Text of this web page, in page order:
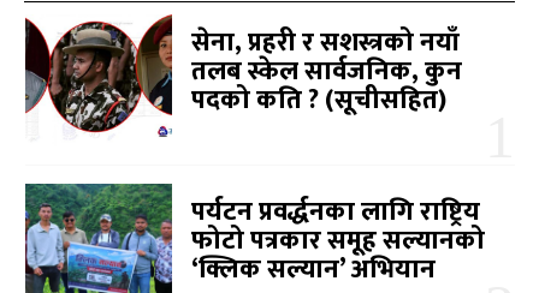
सेना, प्रहरी र सशस्त्रको नयाँ
तलब स्केल सार्वजनिक, कुन
पदको कति ? (सूचीसहित)
पर्यटन प्रवर्द्धनका लागि राष्ट्रिय
फोटो पत्रकार समूह सल्यानको
‘क्लिक सल्यान’ अभियान